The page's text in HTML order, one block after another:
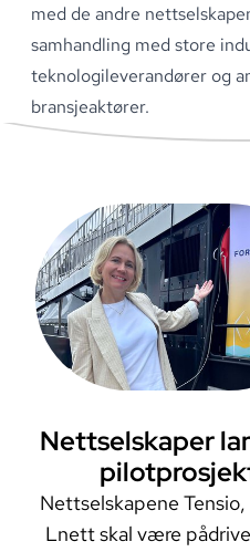
med de andre
samhandling med store
teknologileverandører og
bransjeaktører.
Les mer om
Nettselskaper
Nettselskapene Tensio,
Lnett skal være